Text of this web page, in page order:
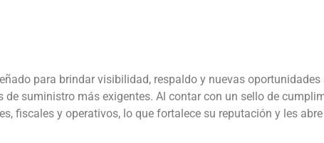
para brindar visibilidad, respaldo y nuevas oportunidades
suministro más exigentes. Al contar con un sello de
fiscales y operativos, lo que fortalece su reputación y les